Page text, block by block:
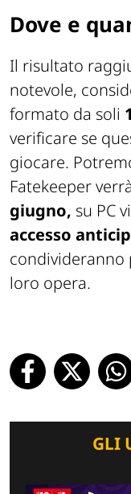
Dove e
Il risultato
notevole,
formato da soli
verificare se
giocare.
Fatekeeper
giugno, su PC
accesso
condivideranno
loro opera.
GLI